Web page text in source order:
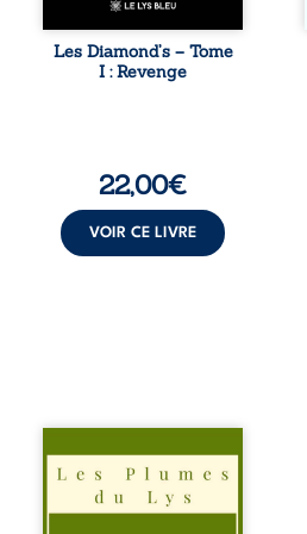
croise sa route.
Chef d’une famille
de Nomads, Juan
Les Diamond’s – Tome
I : Revenge
22,00€
VOIR CE LIVRE
Trois récits, trois
existences saisies
à l’instant où tout
bascule. Une